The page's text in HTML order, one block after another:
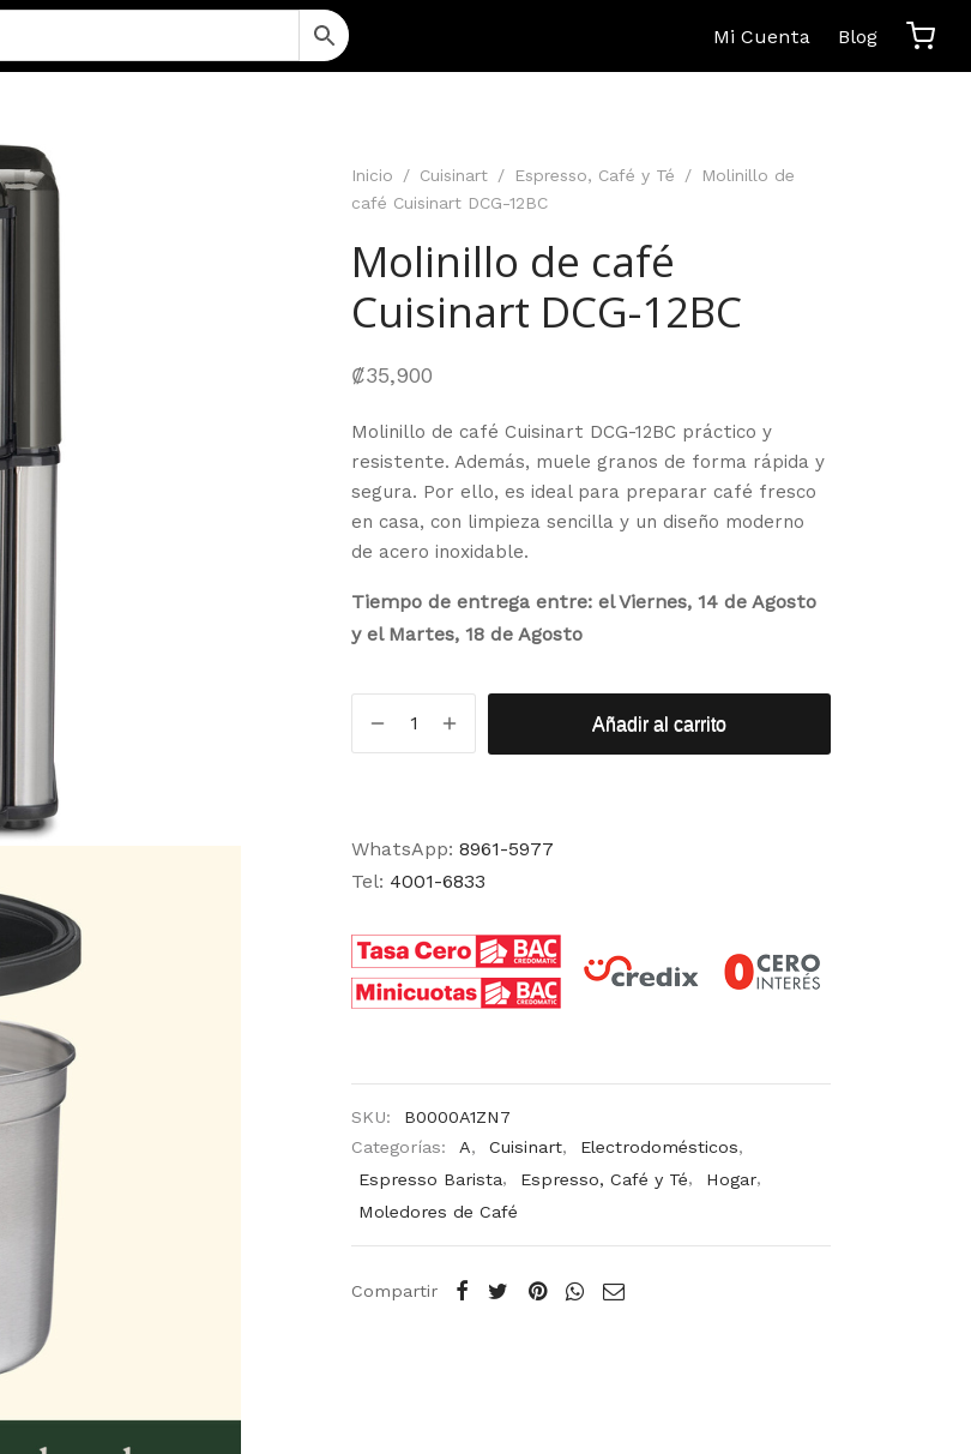
Mi Cuenta Blog
Inicio / Cuisinart / Espresso, Café y Té /
Molinillo de
café Cuisinart DCG-12BC
Molinillo de café
Cuisinart DCG-12BC
₡35,900
Molinillo de café Cuisinart DCG-12BC práctico y
resistente. Además, muele granos de forma rápida y
segura. Por ello, es ideal para preparar café fresco
en casa, con limpieza sencilla y un diseño moderno
de acero inoxidable.
Tiempo de entrega entre: el Viernes, 14 de Agosto
y el Martes, 18 de Agosto
Añadir al carrito
WhatsApp: 8961-5977
Tel: 4001-6833
SKU:
B0000A1ZN7
Categorías:
A, Cuisinart, Electrodomésticos,
Espresso Barista, Espresso, Café y Té, Hogar,
Moledores de Café
Compartir